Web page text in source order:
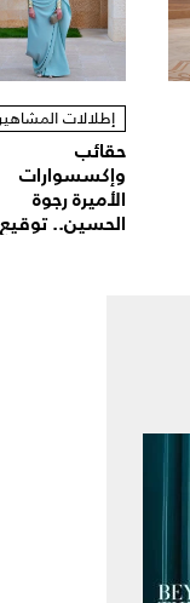
إطلالات
حقائب
وإكسسوارات
الأميرة رجوة
الحسين..